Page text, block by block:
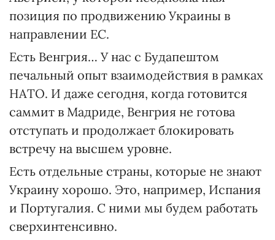
позиция по продвижению Украины в
направлении ЕС.
Есть Венгрия… У нас с Будапештом
печальный опыт взаимодействия в рамках
НАТО. И даже сегодня, когда готовится
саммит в Мадриде, Венгрия не готова
отступать и продолжает блокировать
встречу на высшем уровне.
Есть отдельные страны, которые не знают
Украину хорошо. Это, например, Испания
и Португалия. С ними мы будем работать
сверхинтенсивно.